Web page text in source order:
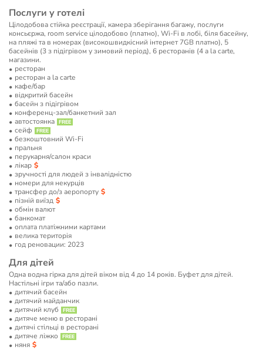
Послуги у готелі
Цілодобова стійка реєстрації, камера зберігання багажу, послуги
консьєржа, room service цілодобово (платно), Wi-Fi в лобі, біля басейну,
на пляжі та в номерах (високошвидкісний інтернет 7GB платно), 5
басейнів (3 з підігрівом у зимовий період), 6 ресторанів (4 a la carte,
магазини.
ресторан
ресторан a la carte
кафе/бар
відкритий басейн
басейн з підігрівом
конференц-зал/банкетний зал
автостоянка
сейф
безкоштовний Wi-Fi
пральня
перукарня/салон краси
лікар
зручності для людей з інвалідністю
номери для некурців
трансфер до/з аеропорту
пізній виїзд
обмін валют
банкомат
оплата платіжними картами
велика територія
год реновации: 2023
Для дітей
Одна водна гірка для дітей віком від 4 до 14 років. Буфет для дітей.
Настільні ігри та/або пазли.
дитячий басейн
дитячий майданчик
дитячий клуб
дитяче меню в ресторані
дитячі стільці в ресторані
дитяче ліжко
няня